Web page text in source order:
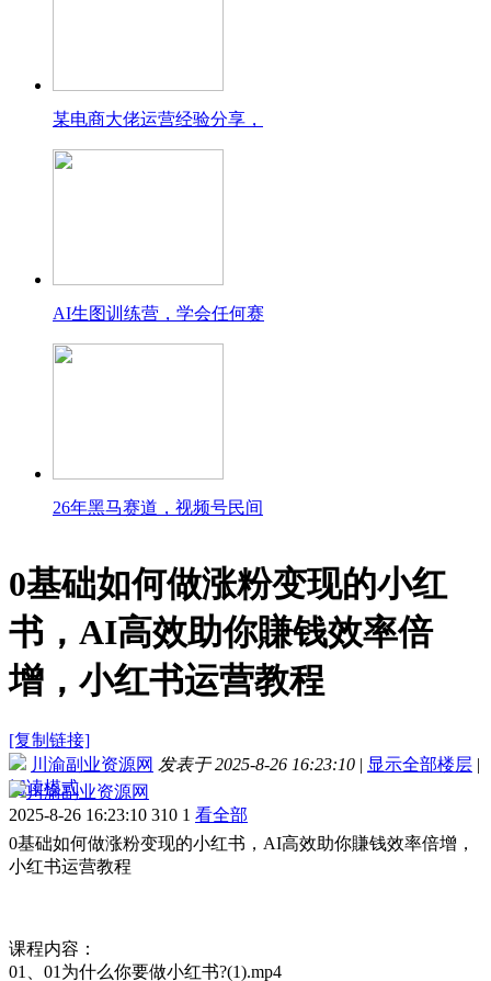
某电商大佬运营经验分享，
AI生图训练营，学会任何赛
26年黑马赛道，视频号民间
0基础如何做涨粉变现的小红
书，AI高效助你賺钱效率倍
增，小红书运营教程
[复制链接]
川渝副业资源网 发表于 2025-8-26 16:23:10 | 显示全部楼层 |
阅读模式
川渝副业资源网
2025-8-26 16:23:10 310 1 看全部
0基础如何做涨粉变现的小红书，AI高效助你賺钱效率倍增，
小红书运营教程
课程内容：
01、01为什么你要做小红书?(1).mp4